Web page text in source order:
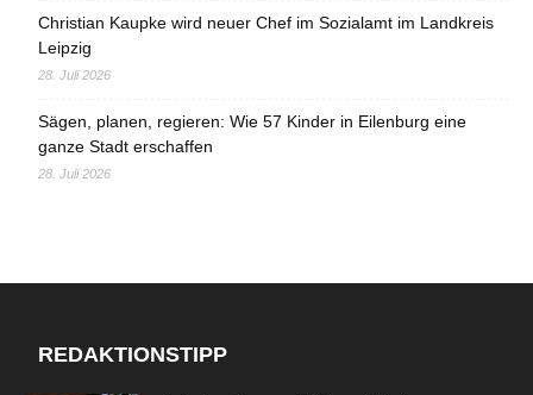
Christian Kaupke wird neuer Chef im Sozialamt im Landkreis
Leipzig
28. Juli 2026
Sägen, planen, regieren: Wie 57 Kinder in Eilenburg eine
ganze Stadt erschaffen
28. Juli 2026
REDAKTIONSTIPP